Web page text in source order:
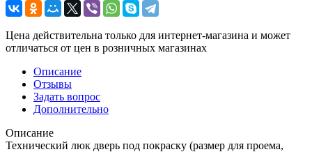
Цена действительна только для интернет-магазина и может
отличаться от цен в розничных магазинах
Описание
Отзывы
Задать вопрос
Дополнительно
Описание
Технический люк дверь под покраску (размер для проема,